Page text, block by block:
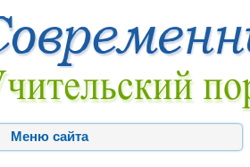
Меню сайта